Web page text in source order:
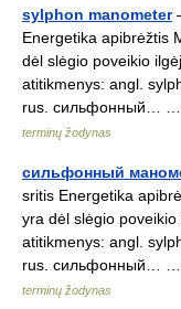
sylphon manometer
Energetika apibrėžtis
dėl slėgio poveikio
atitikmenys: angl.
rus. сильфонный…
terminų žodynas
сильфонный
sritis Energetika
yra dėl slėgio
atitikmenys: angl.
rus. сильфонный…
terminų žodynas